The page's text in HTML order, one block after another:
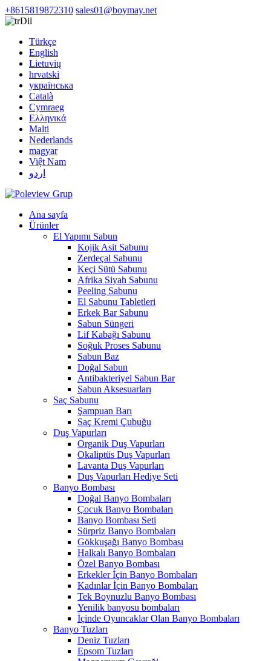
+8615819872310 sales01@boymay.net
Dil
Türkçe
English
Lietuvių
hrvatski
українська
Català
Cymraeg
Ελληνικά
Malti
Nederlands
magyar
Việt Nam
اردو
Ana sayfa
Ürünler
El Yapımı Sabun
Kojik Asit Sabunu
Zerdeçal Sabunu
Keçi Sütü Sabunu
Afrika Siyah Sabunu
Peeling Sabunu
El Sabunu Tabletleri
Erkek Bar Sabunu
Sabun Süngeri
Lif Kabağı Sabunu
Soğuk Proses Sabunu
Sabun Baz
Doğal Sabun
Antibakteriyel Sabun Bar
Sabun Aksesuarları
Saç Sabunu
Şampuan Barı
Saç Kremi Çubuğu
Duş Vapurları
Organik Duş Vapurları
Okaliptüs Duş Vapurları
Lavanta Duş Vapurları
Duş Vapurları Hediye Seti
Banyo Bombası
Doğal Banyo Bombaları
Çocuk Banyo Bombaları
Banyo Bombası Seti
Sürpriz Banyo Bombaları
Gökkuşağı Banyo Bombası
Halkalı Banyo Bombaları
Özel Banyo Bombası
Erkekler İçin Banyo Bombaları
Kadınlar İçin Banyo Bombaları
Tek Boynuzlu Banyo Bombası
Yenilik banyosu bombaları
İçinde Oyuncaklar Olan Banyo Bombaları
Banyo Tuzları
Deniz Tuzları
Epsom Tuzları